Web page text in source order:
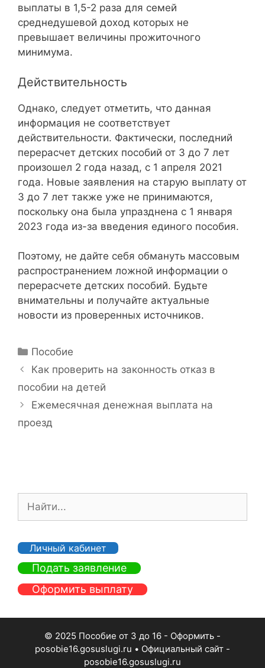
выплаты в 1,5-2 раза для семей
среднедушевой доход которых не
превышает величины прожиточного
минимума.
Действительность
Однако, следует отметить, что данная
информация не соответствует
действительности. Фактически, последний
перерасчет детских пособий от 3 до 7 лет
произошел 2 года назад, с 1 апреля 2021
года. Новые заявления на старую выплату от
3 до 7 лет также уже не принимаются,
поскольку она была упразднена с 1 января
2023 года из-за введения единого пособия.
Поэтому, не дайте себя обмануть массовым
распространением ложной информации о
перерасчете детских пособий. Будьте
внимательны и получайте актуальные
новости из проверенных источников.
Р
у
р
и
к
Пособие
Н
а
г
и
с
и
Как проверить на законность отказ в
пособии на детей
Ежемесячная денежная выплата на
проезд
с
к
:
Личный кабинет
Подать заявление
Оформить выплату
© 2025 Пособие от 3 до 16 - Оформить -
posobie16.gosuslugi.ru • Официальный сайт -
posobie16.gosuslugi.ru